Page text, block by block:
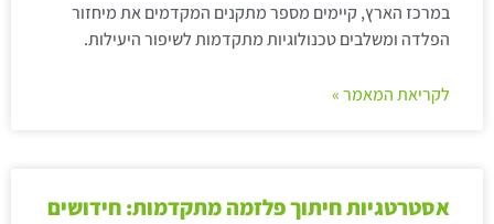
במרכז הארץ, קיימים מספר מתקנים המקדמים את מיחזור
הפלדה ומשלבים טכנולוגיות מתקדמות לשיפור היעילות.
לקריאת המאמר »
אסטרטגיות חיתוך פלזמה מתקדמות: חידושים